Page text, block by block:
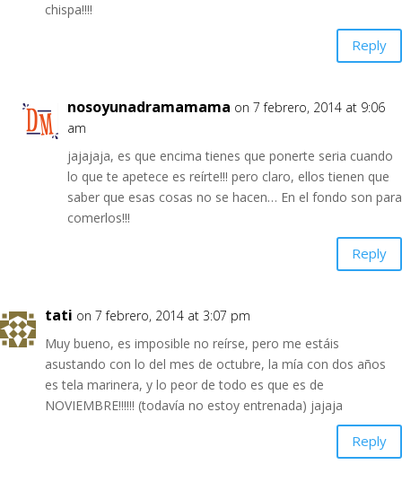
chispa!!!!
Reply
nosoyunadramamama on 7 febrero, 2014 at 9:06
am
jajajaja, es que encima tienes que ponerte seria cuando
lo que te apetece es reírte!!! pero claro, ellos tienen que
saber que esas cosas no se hacen… En el fondo son para
comerlos!!!
Reply
tati on 7 febrero, 2014 at 3:07 pm
Muy bueno, es imposible no reírse, pero me estáis
asustando con lo del mes de octubre, la mía con dos años
es tela marinera, y lo peor de todo es que es de
NOVIEMBRE!!!!!! (todavía no estoy entrenada) jajaja
Reply